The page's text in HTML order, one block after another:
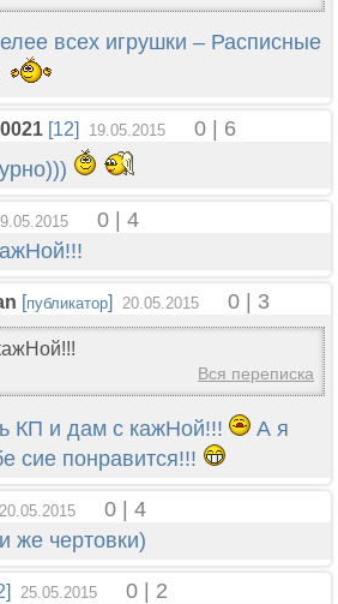
всех игрушки – Расписные
[12] 19.05.2015
0 | 6
0 | 4
[публикатор] 20.05.2015 0 | 3
Вся переписка
КП и дам с кажНой!!!
А я
сие понравится!!!
20.05.2015
0 | 4
же чертовки)
25.05.2015 0 | 2